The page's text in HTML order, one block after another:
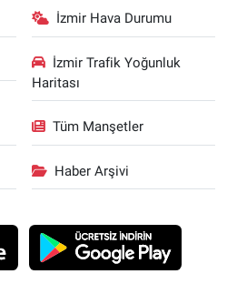
İzmir Hava Durumu
İzmir Trafik Yoğunluk
Haritası
Tüm Manşetler
Haber Arşivi